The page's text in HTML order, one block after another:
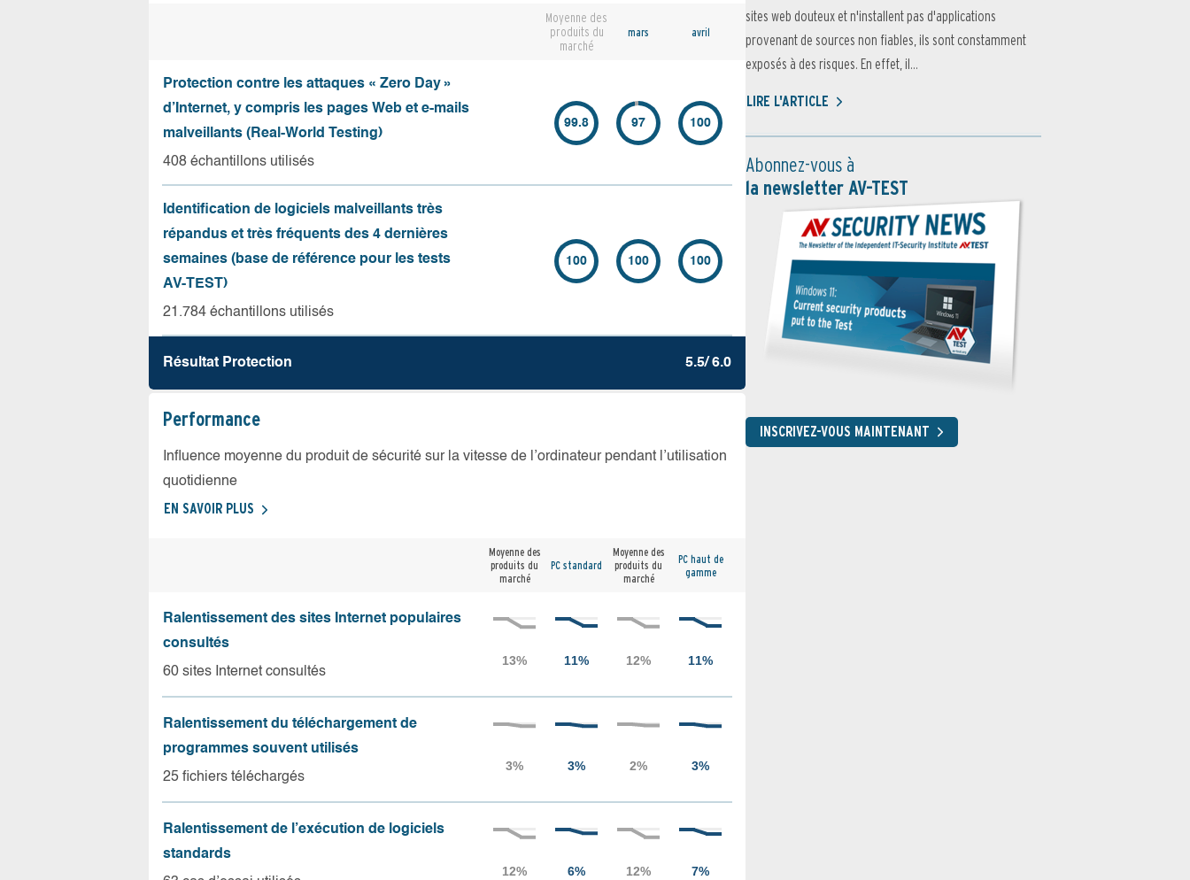
Moyenne des
produits du
marché
mars avril
Protection contre les attaques « Zero Day »
d’Internet, y compris les pages Web et e-mails
malveillants (Real-World Testing)
408 échantillons utilisés
99.8 97 100
Identification de logiciels malveillants très
répandus et très fréquents des 4 dernières
semaines (base de référence pour les tests
AV-TEST)
21.784 échantillons utilisés
100 100 100
Résultat Protection 5.5/ 6.0
Performance
Influence moyenne du produit de sécurité sur la vitesse de l’ordinateur pendant l’utilisation
quotidienne
EN SAVOIR PLUS
Moyenne des
produits du
marché
PC standard
Moyenne des
produits du
marché
PC haut de
gamme
Ralentissement des sites Internet populaires
consultés
60 sites Internet consultés
Ralentissement du téléchargement de
programmes souvent utilisés
25 fichiers téléchargés
Ralentissement de l’exécution de logiciels
standards
sites web douteux et n'installent pas d'applications
provenant de sources non fiables, ils sont constamment
exposés à des risques. En effet, il...
LIRE L'ARTICLE
Abonnez-vous à
la newsletter AV-TEST
INSCRIVEZ-VOUS MAINTENANT